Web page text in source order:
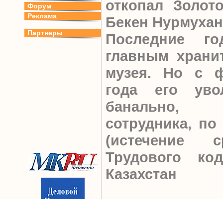
Форум
Реклама
Партнеры
откопал
Бекен
Последние
главным
музея. Но с
года его
банально,
сотрудника,
(истечение
Трудового
Казахстан